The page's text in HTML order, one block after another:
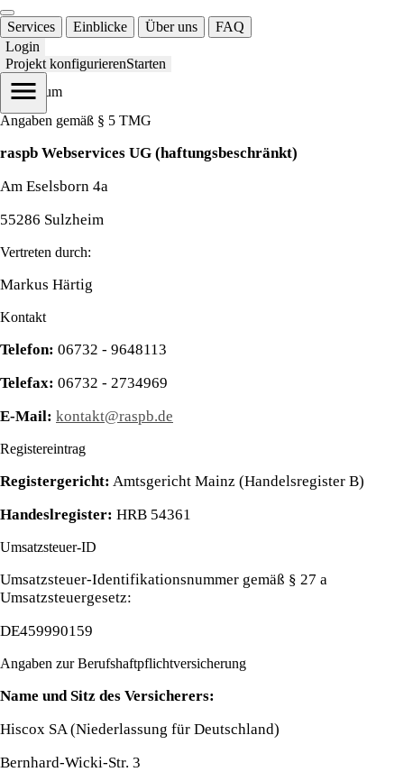
Services Einblicke Über uns
FAQ
Login
Projekt konfigurierenStarten
Impressum
Angaben gemäß § 5 TMG
raspb Webservices UG (haftungsbeschränkt)
Am Eselsborn 4a
55286 Sulzheim
Vertreten durch:
Markus Härtig
Kontakt
Telefon: 06732 - 9648113
Telefax: 06732 - 2734969
E-Mail: kontakt@raspb.de
Registereintrag
Registergericht: Amtsgericht Mainz (Handelsregister B)
Handeslregister: HRB 54361
Umsatzsteuer-ID
Umsatzsteuer-Identifikationsnummer gemäß § 27 a
Umsatzsteuergesetz:
DE459990159
Angaben zur Berufshaftpflichtversicherung
Name und Sitz des Versicherers:
Hiscox SA (Niederlassung für Deutschland)
Bernhard-Wicki-Str. 3